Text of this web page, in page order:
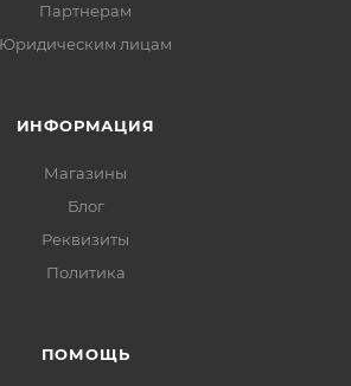
Партнерам
Юридическим лицам
ИНФОРМАЦИЯ
Магазины
Блог
Реквизиты
Политика
ПОМОЩЬ